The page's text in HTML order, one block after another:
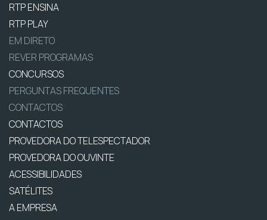
RTP ENSINA
RTP PLAY
EM DIRETO
REVER PROGRAMAS
CONCURSOS
PERGUNTAS FREQUENTES
CONTACTOS
CONTACTOS
PROVEDORA DO TELESPECTADOR
PROVEDORA DO OUVINTE
ACESSIBILIDADES
SATÉLITES
A EMPRESA